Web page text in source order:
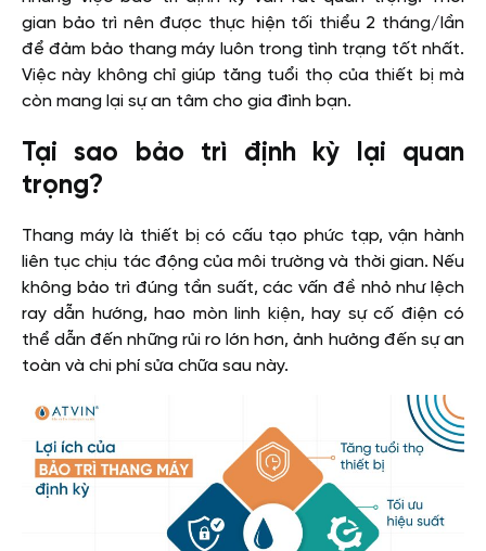
gian bảo trì nên được thực hiện tối thiểu 2 tháng/lần
để đảm bảo thang máy luôn trong tình trạng tốt nhất.
Việc này không chỉ giúp tăng tuổi thọ của thiết bị mà
còn mang lại sự an tâm cho gia đình bạn.
Tại sao bảo trì định kỳ lại quan
trọng?
Thang máy là thiết bị có cấu tạo phức tạp, vận hành
liên tục chịu tác động của môi trường và thời gian. Nếu
không bảo trì đúng tần suất, các vấn đề nhỏ như lệch
ray dẫn hướng, hao mòn linh kiện, hay sự cố điện có
thể dẫn đến những rủi ro lớn hơn, ảnh hưởng đến sự an
toàn và chi phí sửa chữa sau này.